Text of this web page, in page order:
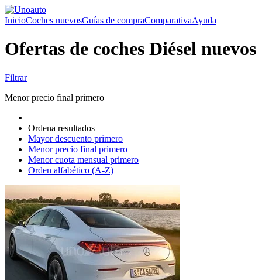
InicioCoches nuevosGuías de compraComparativaAyuda
Ofertas de coches Diésel nuevos
Filtrar
Menor precio final primero
Ordena resultados
Mayor descuento primero
Menor precio final primero
Menor cuota mensual primero
Orden alfabético (A-Z)